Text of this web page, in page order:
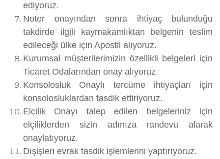
ediyoruz.
Noter onayından sonra ihtiyaç bulunduğu
takdirde ilgili kaymakamlıktan belgenin teslim
edileceği ülke için Apostil alıyoruz.
Kurumsal müşterilerimizin özellikli belgeleri için
Ticaret Odalarından onay alıyoruz.
Konsolosluk Onaylı tercüme ihtiyaçları için
konsolosluklardan tasdik ettiriyoruz.
Elçilik Onayı talep edilen belgeleriniz için
elçiliklerden sizin adınıza randevu alarak
onaylatıyoruz.
Dışişleri evrak tasdik işlemlerini yaptırıyoruz.